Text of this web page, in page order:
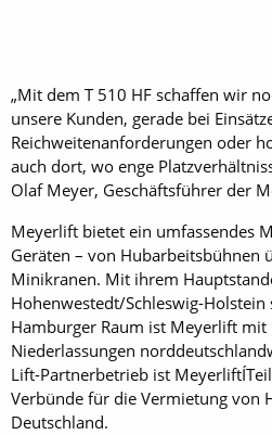
„Mit dem T 510 HF schaffen wir
unsere Kunden, gerade bei
Reichweitenanforderungen oder
auch dort, wo enge
Olaf Meyer, Geschäftsführer der
Meyerlift bietet ein umfassendes
Geräten – von Hubarbeitsbühnen
Minikranen. Mit ihrem
Hohenwestedt/Schleswig-
Hamburger Raum ist Meyerlift mit
Niederlassungen
Lift-Partnerbetrieb ist
Verbünde für die Vermietung von
Deutschland.